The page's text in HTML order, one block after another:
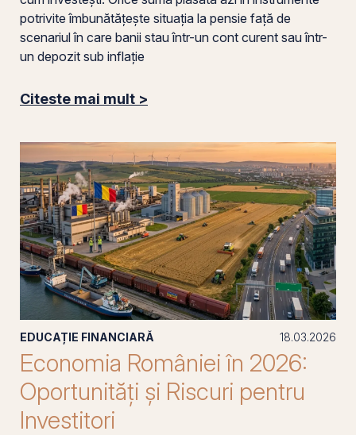
potrivite îmbunătățește situația la pensie față de
scenariul în care banii stau într-un cont curent sau într-
un depozit sub inflație
Citeste mai mult >
EDUCAȚIE FINANCIARĂ 18.03.2026
Economia României în 2026:
Oportunități și Riscuri pentru
Investitori